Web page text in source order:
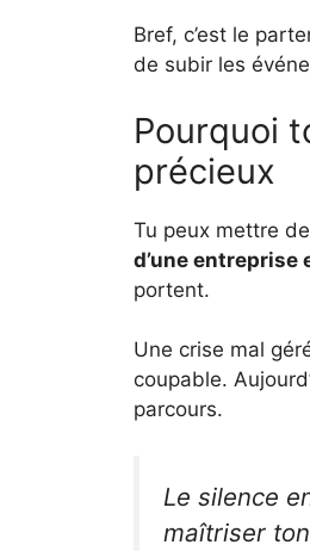
Bref, c’est le
de subir les
Pourquoi
précieux
Tu peux mettre
d’une
portent.
Une crise mal
coupable.
parcours.
Le silence
maîtriser